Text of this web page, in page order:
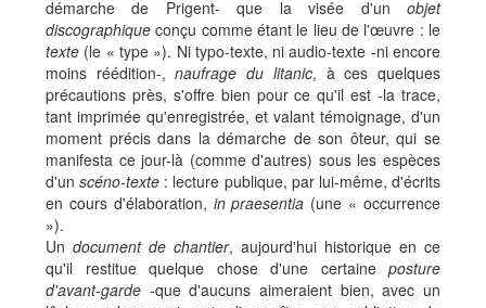
démarche de Prigent- que la visée d'un objet
discographique conçu comme étant le lieu de l'œuvre : le
texte (le « type »). Ni typo-texte, ni audio-texte -ni encore
moins réédition-,naufrage du litanic, à ces quelques
précautions près, s'offre bien pour ce qu'il est -la trace,
tant imprimée qu'enregistrée, et valant témoignage, d'un
moment précis dans la démarche de son ôteur, qui se
manifesta ce jour-là (comme d'autres) sous les espèces
d'unscéno-texte : lecture publique, par lui-même, d'écrits
en cours d'élaboration, in praesentia (une « occurrence
»).
Un document de chantier, aujourd'hui historique en ce
qu'il restitue quelque chose d'une certaine posture
d'avant-garde -que d'aucuns aimeraient bien, avec un